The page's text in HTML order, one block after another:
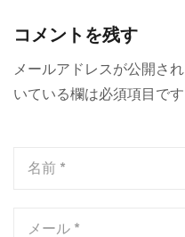
テンツを作成する方法
コメントを残す
メールアドレスが公開さ
いている欄は必須項目です